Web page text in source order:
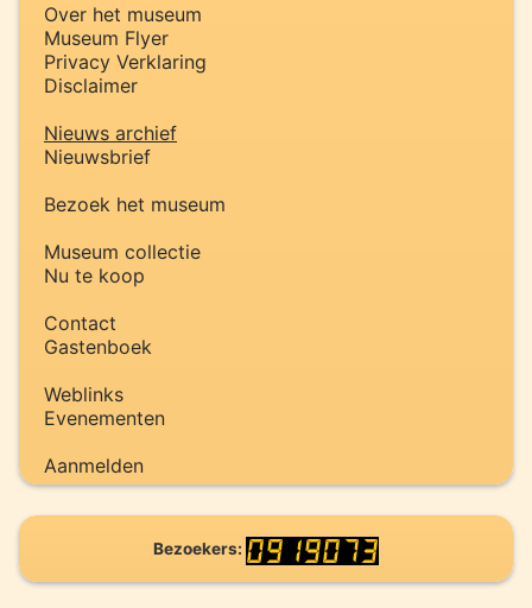
Over het museum
Museum Flyer
Privacy Verklaring
Disclaimer
Nieuws archief
Nieuwsbrief
Bezoek het museum
Museum collectie
Nu te koop
Contact
Gastenboek
Weblinks
Evenementen
Aanmelden
Bezoekers: